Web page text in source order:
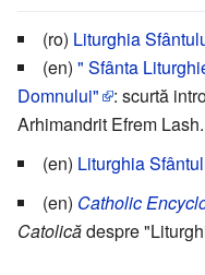
(ro) Liturghia
(en) " Sfânta
Domnului"
: scurtă
Arhimandrit Efrem Lash.
(en) Liturghia
(en) Catholic
Catolicădespre